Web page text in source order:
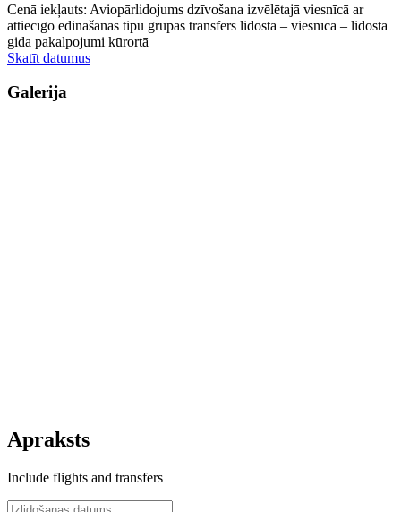
Cenā iekļauts: Aviopārlidojums dzīvošana izvēlētajā viesnīcā ar
attiecīgo ēdināšanas tipu grupas transfērs lidosta – viesnīca – lidosta
gida pakalpojumi kūrortā
Skatīt datumus
Galerija
Apraksts
Include flights and transfers